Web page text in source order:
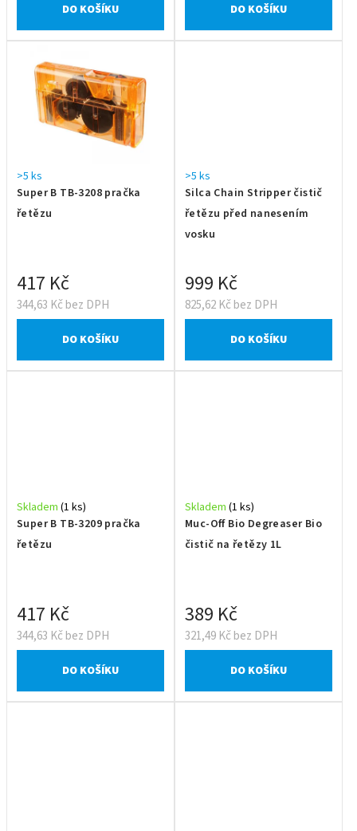
DO KOŠÍKU DO KOŠÍKU
Super B TB-3208 pračka
řetězu
>5 ks
344,63 Kč bez DPH
417 Kč
DO KOŠÍKU
Silca Chain Stripper čistič
řetězu před nanesením
vosku
>5 ks
825,62 Kč bez DPH
999 Kč
DO KOŠÍKU
Super B TB-3209 pračka
řetězu
Skladem (1 ks)
344,63 Kč bez DPH
417 Kč
DO KOŠÍKU
Muc-Off Bio Degreaser Bio
čistič na řetězy 1L
Skladem (1 ks)
321,49 Kč bez DPH
389 Kč
DO KOŠÍKU